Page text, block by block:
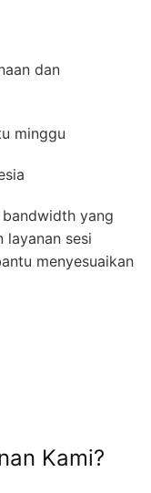
dan
minggu
yang
layanan sesi
menyesuaikan
Kami?